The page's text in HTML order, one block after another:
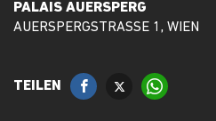
PALAIS AUERSPERG
AUERSPERGSTRASSE 1, WIEN
TEILEN